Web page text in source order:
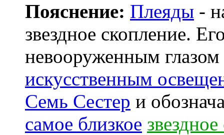
Пояснение: Плеяды -
звездное скопление.
невооруженным
искусственным
Семь Сестер и
самое близкое